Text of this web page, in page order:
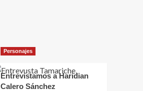
Personajes
Entrevistamos a Haridian
Calero Sánchez